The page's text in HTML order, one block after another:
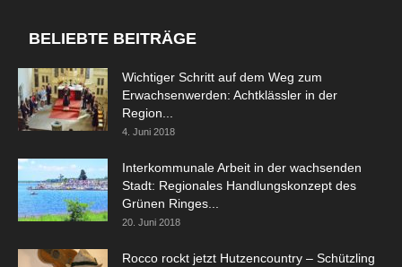
BELIEBTE BEITRÄGE
Wichtiger Schritt auf dem Weg zum
Erwachsenwerden: Achtklässler in der
Region...
4. Juni 2018
Interkommunale Arbeit in der wachsenden
Stadt: Regionales Handlungskonzept des
Grünen Ringes...
20. Juni 2018
Rocco rockt jetzt Hutzencountry – Schützling